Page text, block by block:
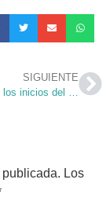
SIGUIENTE
¿Recuerdas… los inicios del Molino?
Los